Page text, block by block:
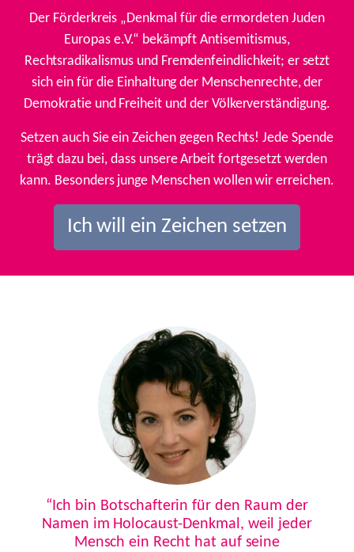
Der Förderkreis „Denkmal für die ermordeten Juden
Europas e.V.“ bekämpft Antisemitismus,
Rechtsradikalismus und Fremdenfeindlichkeit; er setzt
sich ein für die Einhaltung der Menschenrechte, der
Demokratie und Freiheit und der Völkerverständigung.
Setzen auch Sie ein Zeichen gegen Rechts! Jede Spende
trägt dazu bei, dass unsere Arbeit fortgesetzt werden
kann. Besonders junge Menschen wollen wir erreichen.
Ich will ein Zeichen setzen
“Ich bin Botschafterin für den Raum der
Namen im Holocaust-Denkmal, weil jeder
Mensch ein Recht hat auf seine